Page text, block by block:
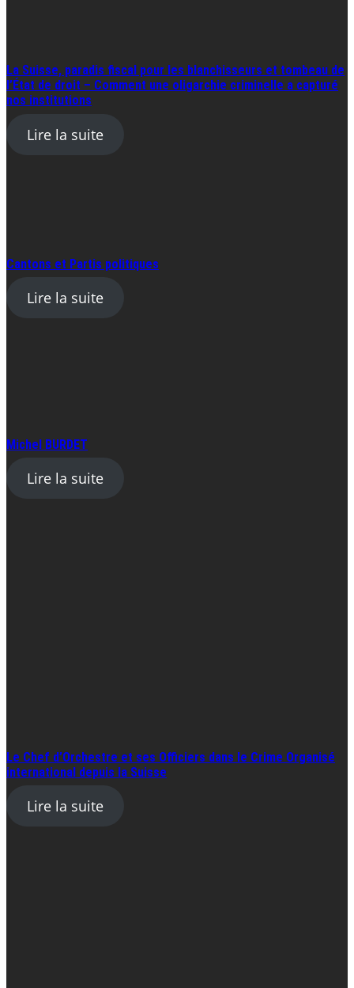
La Suisse, paradis fiscal pour les blanchisseurs et tombeau de
l’État de droit – Comment une oligarchie criminelle a capturé
nos institutions
Lire la suite
Cantons et Partis politiques
Lire la suite
Michel BURDET
Lire la suite
Le Chef d’Orchestre et ses Officiers dans le Crime Organisé
international depuis la Suisse
Lire la suite